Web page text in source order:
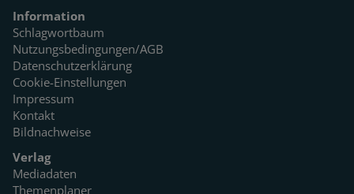
Information
Schlagwortbaum
Nutzungsbedingungen/AGB
Datenschutzerklärung
Cookie-Einstellungen
Impressum
Kontakt
Bildnachweise
Verlag
Mediadaten
Themenplaner